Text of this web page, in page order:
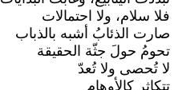
فلا سلام، ولا احتمالات
صارت الذئابُ أشبه بالذباب
تحومُ حولَ جثّة الحقيقة
لا تُحصى ولا تُعدّ
تتكاثر كالأوهام